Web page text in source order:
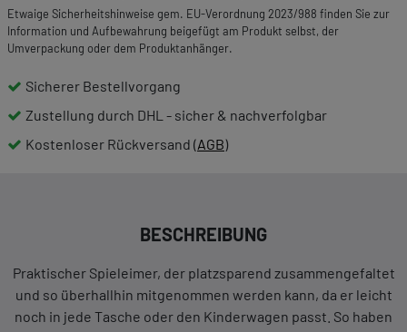
Etwaige Sicherheitshinweise gem. EU-Verordnung 2023/988 finden Sie zur
Information und Aufbewahrung beigefügt am Produkt selbst, der
Umverpackung oder dem Produktanhänger.
Sicherer Bestellvorgang
Zustellung durch DHL - sicher & nachverfolgbar
Kostenloser Rückversand (AGB)
BESCHREIBUNG
Praktischer Spieleimer, der platzsparend zusammengefaltet
und so überhallhin mitgenommen werden kann, da er leicht
noch in jede Tasche oder den Kinderwagen passt. So haben